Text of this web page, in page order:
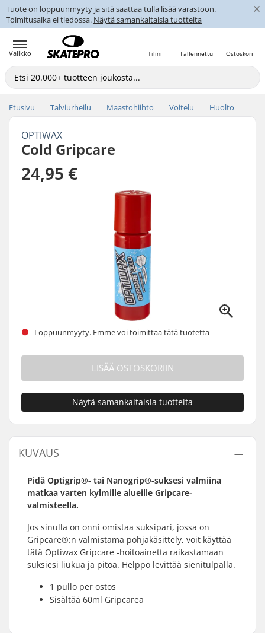
Tuote on loppuunmyyty ja sitä saattaa tulla lisää varastoon.
Toimitusaika ei tiedossa. Näytä samankaltaisia tuotteita
×
Valikko Ostoskori
Tallennettu
Tilini
Etusivu Talviurheilu Maastohiihto Voitelu Huolto
OPTIWAX
Cold Gripcare
24,95 €
Loppuunmyyty. Emme voi toimittaa tätä tuotetta
LISÄÄ OSTOSKORIIN
Näytä samankaltaisia tuotteita
KUVAUS
Pidä Optigrip®- tai Nanogrip®-suksesi valmiina
matkaa varten kylmille alueille Gripcare-
valmisteella.
Jos sinulla on onni omistaa suksipari, jossa on
Gripcare®:n valmistama pohjakäsittely, voit käyttää
tätä Optiwax Gripcare -hoitoainetta raikastamaan
suksiesi liukua ja pitoa. Helppo levittää sienitulpalla.
1 pullo per ostos
Sisältää 60ml Gripcarea